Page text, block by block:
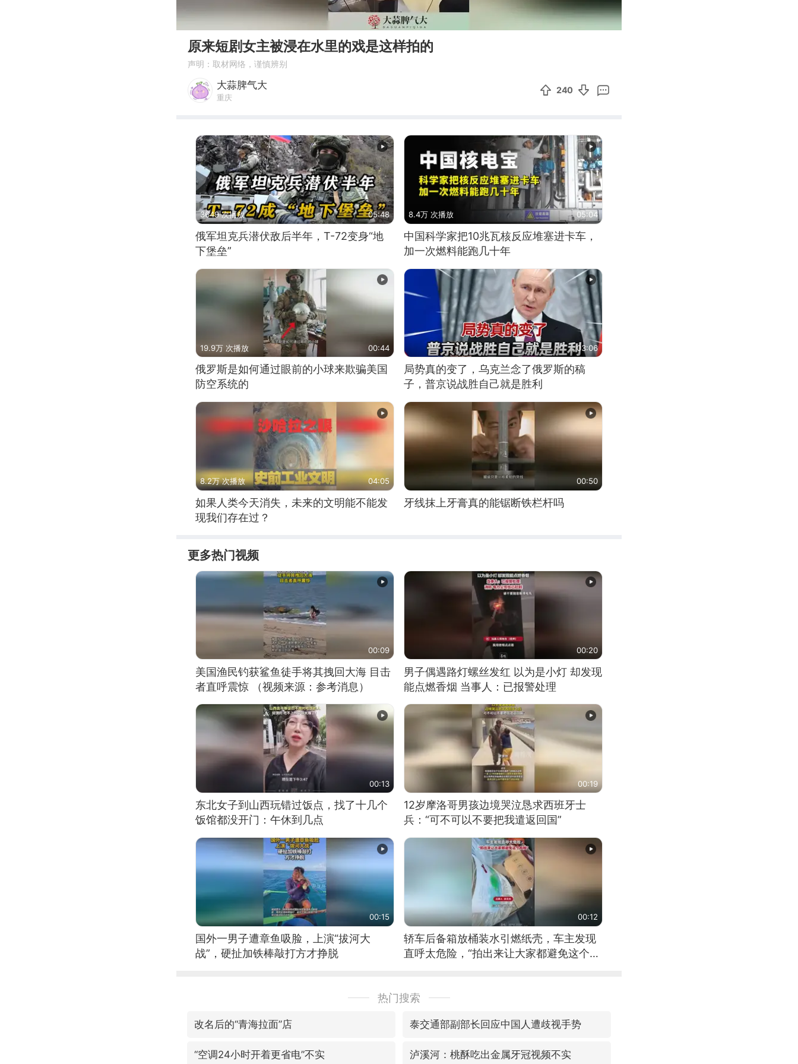
01:02
原来短剧女主被浸在水里的戏是这样拍的 ​​​
声明：取材网络，谨慎辨别
大蒜脾气大
重庆
240
3649 次播放 05:48
俄军坦克兵潜伏敌后半年，T-72变身“地
下堡垒”
8.4万 次播放 05:04
中国科学家把10兆瓦核反应堆塞进卡车，
加一次燃料能跑几十年
19.9万 次播放 00:44
俄罗斯是如何通过眼前的小球来欺骗美国
防空系统的
03:06
局势真的变了，乌克兰念了俄罗斯的稿
子，普京说战胜自己就是胜利
8.2万 次播放 04:05
如果人类今天消失，未来的文明能不能发
现我们存在过？
00:50
牙线抹上牙膏真的能锯断铁栏杆吗
更多热门视频
00:09
美国渔民钓获鲨鱼徒手将其拽回大海 目击
者直呼震惊 （视频来源：参考消息）
00:20
男子偶遇路灯螺丝发红 以为是小灯 却发现
能点燃香烟 当事人：已报警处理
00:13
东北女子到山西玩错过饭点，找了十几个
饭馆都没开门：午休到几点
00:19
12岁摩洛哥男孩边境哭泣恳求西班牙士
兵：“可不可以不要把我遣返回国”
00:15
国外一男子遭章鱼吸脸，上演“拔河大
战”，硬扯加铁棒敲打方才挣脱
00:12
轿车后备箱放桶装水引燃纸壳，车主发现
直呼太危险，“拍出来让大家都避免这个危
热门搜索
改名后的“青海拉面”店 泰交通部副部长回应中国人遭歧视手势
“空调24小时开着更省电”不实 泸溪河：桃酥吃出金属牙冠视频不实